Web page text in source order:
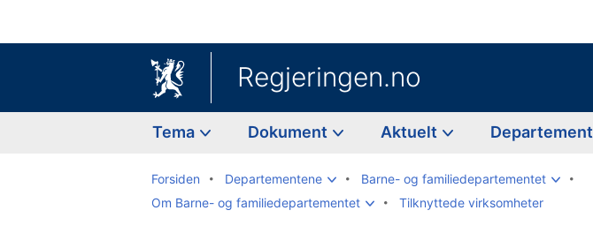
Regjeringen.no
Tema Dokument Aktuelt Departement
Forsiden Departementene
Barne- og familiedepartementet
Om Barne- og familiedepartementet
Tilknyttede virksomheter